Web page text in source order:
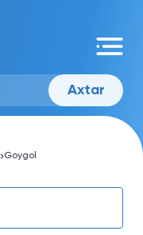
Axtar
Goygol